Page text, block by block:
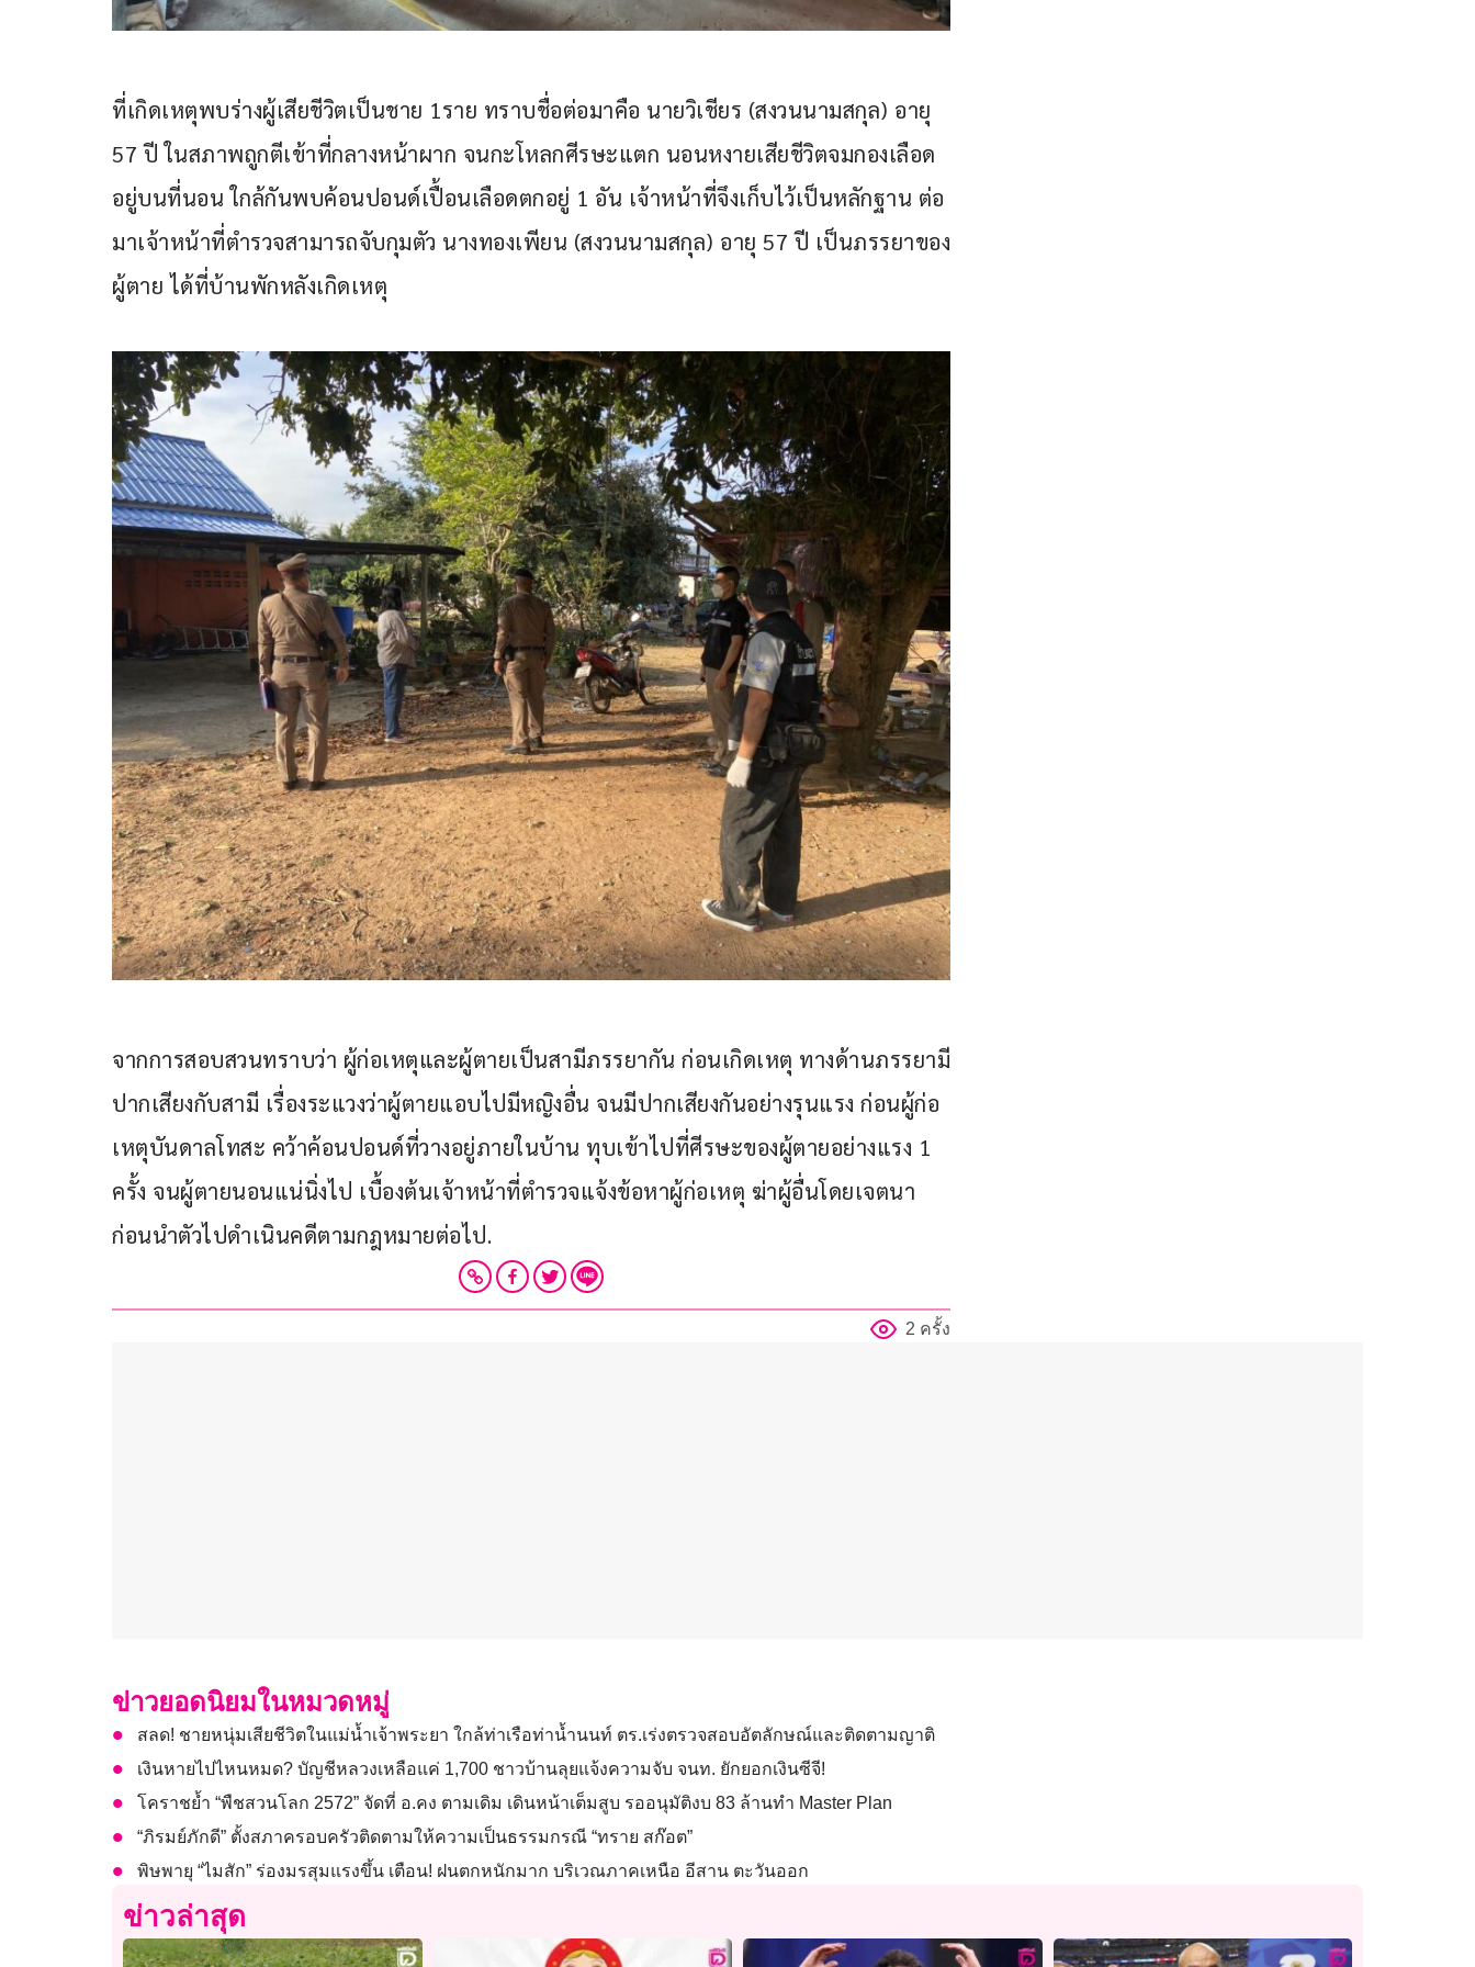
ที่เกิดเหตุพบร่างผู้เสียชีวิตเป็นชาย 1ราย ทราบชื่อต่อมาคือ นายวิเชียร (สงวนนามสกุล) อายุ
57 ปี ในสภาพถูกตีเข้าที่กลางหน้าผาก จนกะโหลกศีรษะแตก นอนหงายเสียชีวิตจมกองเลือด
อยู่บนที่นอน ใกล้กันพบค้อนปอนด์เปื้อนเลือดตกอยู่ 1 อัน เจ้าหน้าที่จึงเก็บไว้เป็นหลักฐาน ต่อ
มาเจ้าหน้าที่ตำรวจสามารถจับกุมตัว นางทองเพียน (สงวนนามสกุล) อายุ 57 ปี เป็นภรรยาของ
ผู้ตาย ได้ที่บ้านพักหลังเกิดเหตุ
จากการสอบสวนทราบว่า ผู้ก่อเหตุและผู้ตายเป็นสามีภรรยากัน ก่อนเกิดเหตุ ทางด้านภรรยามี
ปากเสียงกับสามี เรื่องระแวงว่าผู้ตายแอบไปมีหญิงอื่น จนมีปากเสียงกันอย่างรุนแรง ก่อนผู้ก่อ
เหตุบันดาลโทสะ คว้าค้อนปอนด์ที่วางอยู่ภายในบ้าน ทุบเข้าไปที่ศีรษะของผู้ตายอย่างแรง 1
ครั้ง จนผู้ตายนอนแน่นิ่งไป เบื้องต้นเจ้าหน้าที่ตำรวจแจ้งข้อหาผู้ก่อเหตุ ฆ่าผู้อื่นโดยเจตนา
ก่อนนำตัวไปดำเนินคดีตามกฎหมายต่อไป.
2 ครั้ง
ข่าวยอดนิยมในหมวดหมู่
สลด! ชายหนุ่มเสียชีวิตในแม่น้ำเจ้าพระยา ใกล้ท่าเรือท่าน้ำนนท์ ตร.เร่งตรวจสอบอัตลักษณ์และติดตามญาติ
เงินหายไปไหนหมด? บัญชีหลวงเหลือแค่ 1,700 ชาวบ้านลุยแจ้งความจับ จนท. ยักยอกเงินซีจี!
โคราชย้ำ “พืชสวนโลก 2572” จัดที่ อ.คง ตามเดิม เดินหน้าเต็มสูบ รออนุมัติงบ 83 ล้านทำ Master Plan
“ภิรมย์ภักดี” ตั้งสภาครอบครัวติดตามให้ความเป็นธรรมกรณี “ทราย สก๊อต”
พิษพายุ “ไมสัก” ร่องมรสุมแรงขึ้น เตือน! ฝนตกหนักมาก บริเวณภาคเหนือ อีสาน ตะวันออก
ข่าวล่าสุด